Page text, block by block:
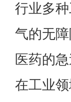
行业多
气的无
医药的
在工业